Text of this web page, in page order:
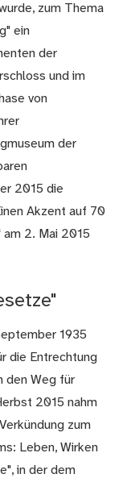
zum Thema
ein
der
und im
von
der
2015 die
Akzent auf 70
am 2. Mai 2015
1935
die Entrechtung
den Weg für
2015 nahm
zum
Leben, Wirken
in der dem